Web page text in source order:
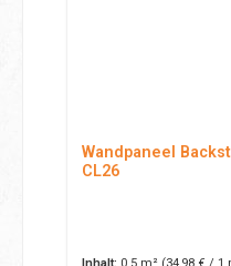
Wandpaneel
CL26
Inhalt: 0.5 m² (34,98 € / 1